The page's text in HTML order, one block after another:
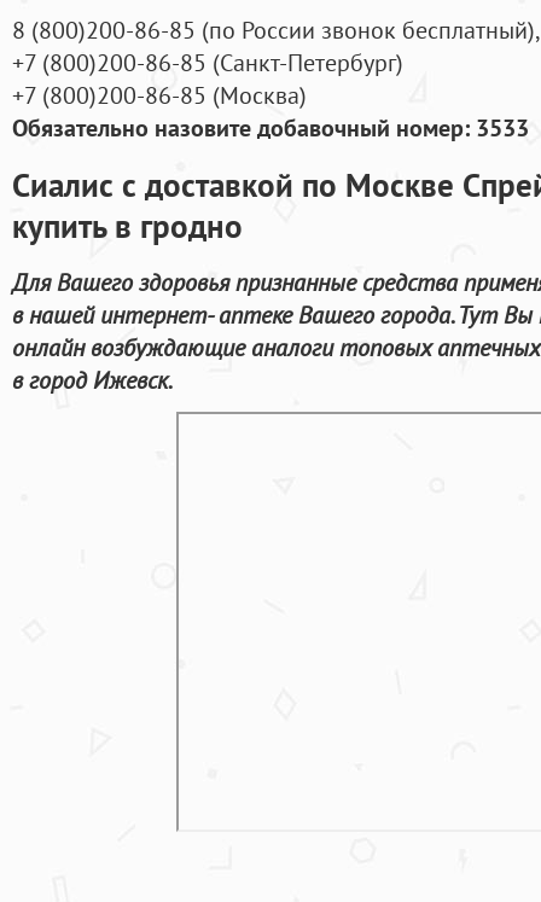
8 (800)200-86-85 (по России звонок бесплатный),
+7 (800)200-86-85 (Санкт-Петербург)
+7 (800)200-86-85 (Москва)
Обязательно назовите добавочный номер: 3533
Сиалис с доставкой по Москве
купить в гродно
Для Вашего здоровья признанные средства
в нашей интернет- аптеке Вашего города. Тут
онлайн возбуждающие аналоги топовых
в город Ижевск.